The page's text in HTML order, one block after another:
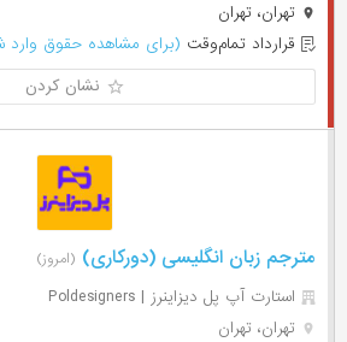
تهران، تهران
قرارداد تمام‌وقت (برای مشاهده حقوق وارد
نشان کردن
مترجم زبان انگلیسی (دورکاری) (امروز)
استارت آپ پل دیزاینرز | Poldesigners
تهران، تهران